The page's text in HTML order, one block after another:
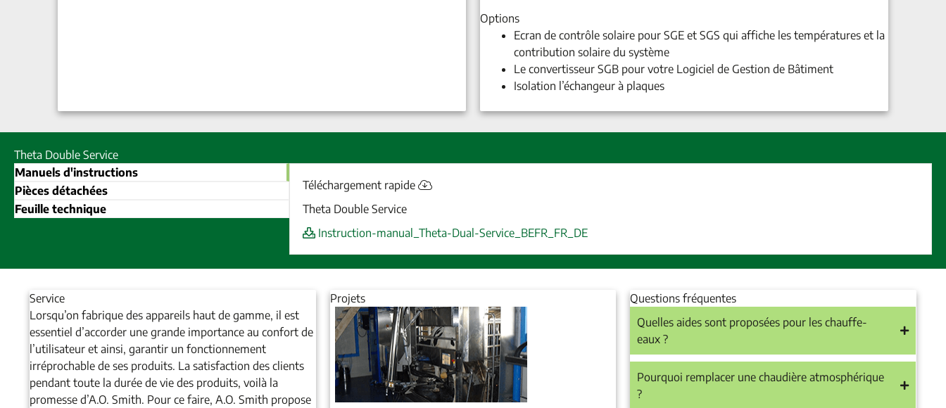
Options
Ecran de contrôle solaire pour SGE et SGS qui affiche les températures et la
contribution solaire du système
Le convertisseur SGB pour votre Logiciel de Gestion de Bâtiment
Isolation l’échangeur à plaques
Theta Double Service
Manuels d'instructions
Pièces détachées
Feuille technique
Téléchargement rapide
Theta Double Service
Instruction-manual_Theta-Dual-Service_BEFR_FR_DE
Service
Lorsqu’on fabrique des appareils haut de gamme, il est
essentiel d’accorder une grande importance au confort de
l’utilisateur et ainsi, garantir un fonctionnement
irréprochable de ses produits. La satisfaction des clients
pendant toute la durée de vie des produits, voilà la
promesse d’A.O. Smith. Pour ce faire, A.O. Smith propose
Projets
Questions fréquentes
Quelles aides sont proposées pour les chauffe-
eaux ?
Pourquoi remplacer une chaudière atmosphérique
?